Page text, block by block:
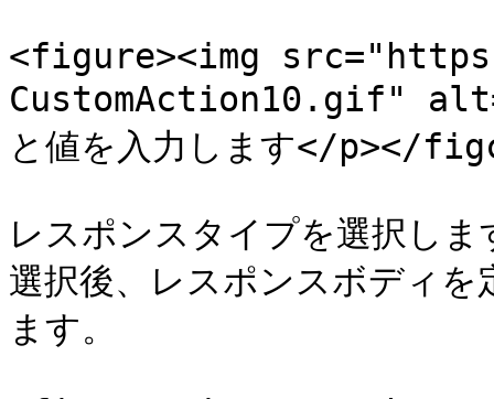
<figure><img
CustomAction10.gif"
と値を入力します</p></
レスポンスタイプを選択し
選択後、レスポンスボディ
ます。